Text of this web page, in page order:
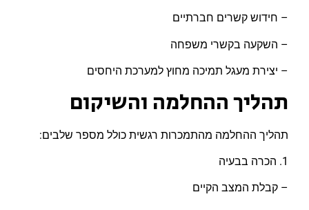
– חידוש קשרים חברתיים
– השקעה בקשרי משפחה
– יצירת מעגל תמיכה מחוץ למערכת היחסים
תהליך ההחלמה והשיקום
תהליך ההחלמה מהתמכרות רגשית כולל מספר שלבים:
1. הכרה בבעיה
– קבלת המצב הקיים